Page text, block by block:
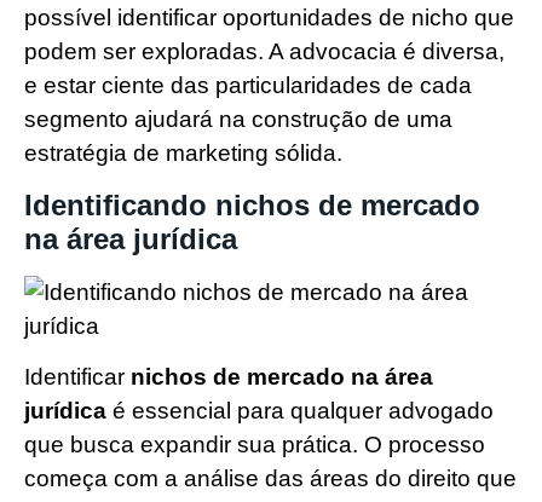
possível identificar oportunidades de nicho que
podem ser exploradas. A advocacia é diversa,
e estar ciente das particularidades de cada
segmento ajudará na construção de uma
estratégia de marketing sólida.
Identificando nichos de mercado
na área jurídica
Identificar nichos de mercado na área
jurídica é essencial para qualquer advogado
que busca expandir sua prática. O processo
começa com a análise das áreas do direito que